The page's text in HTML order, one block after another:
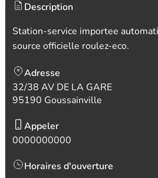
Description
Station-service importee
source officielle roulez-eco.
Adresse
32/38 AV DE LA GARE
95190 Goussainville
Appeler
0000000000
Horaires d'ouverture